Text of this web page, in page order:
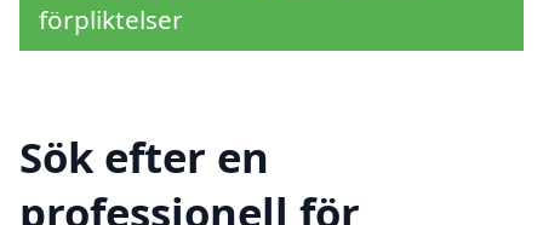
förpliktelser
Sök efter en
professionell för